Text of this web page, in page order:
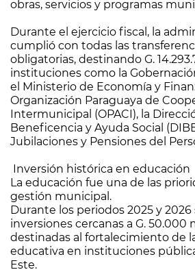
obras, servicios y programas
Durante el ejercicio fiscal, la
cumplió con todas las
obligatorias, destinando G.
instituciones como la
el Ministerio de Economía y
Organización Paraguaya de
Intermunicipal (OPACI), la
Beneficencia y Ayuda Social
Jubilaciones y Pensiones del
Inversión histórica en educación
La educación fue una de las
gestión municipal.
Durante los periodos 2025 y
inversiones cercanas a G. 50.000
destinadas al fortalecimiento de
educativa en instituciones
Este.